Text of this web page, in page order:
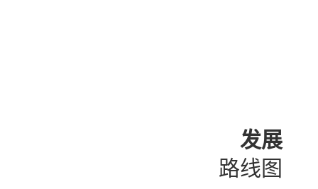
发展
路线图